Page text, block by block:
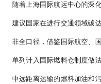
随着上海国际航运中心的深
建议国家在进行交通领域碳
非全口径，借鉴国际航空、
单列计入国际燃料仓制度做
中远距离运输的燃料加油和